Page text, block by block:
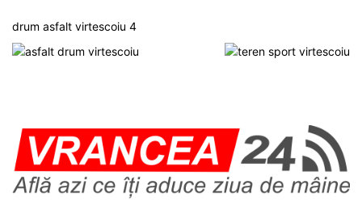
drum asfalt virtescoiu 4